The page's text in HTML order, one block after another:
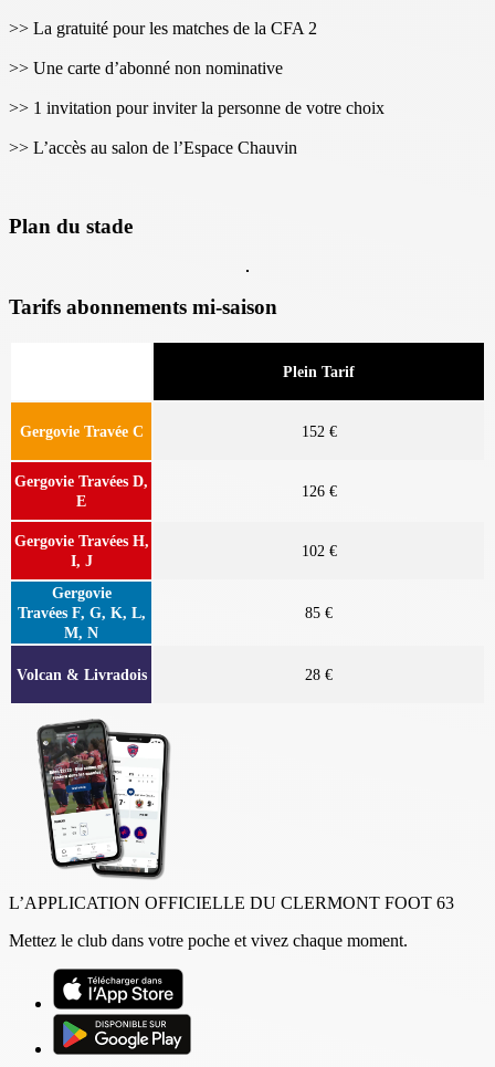
>> La gratuité pour les matches de la CFA 2
>> Une carte d’abonné non nominative
>> 1 invitation pour inviter la personne de votre choix
>> L’accès au salon de l’Espace Chauvin
Plan du stade
Tarifs abonnements mi-saison
Plein Tarif
Gergovie Travée C 152 €
Gergovie Travées D,
E
126 €
Gergovie Travées H,
I, J
102 €
Gergovie
Travées F, G, K, L,
M, N
85 €
Volcan & Livradois 28 €
L’APPLICATION OFFICIELLE DU CLERMONT FOOT 63
Mettez le club dans votre poche et vivez chaque moment.